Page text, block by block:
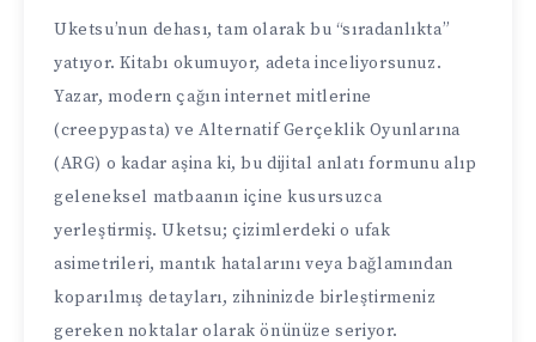
Uketsu’nun dehası, tam olarak bu “sıradanlıkta”
yatıyor. Kitabı okumuyor, adeta inceliyorsunuz.
Yazar, modern çağın internet mitlerine
(creepypasta) ve Alternatif Gerçeklik Oyunlarına
(ARG) o kadar aşina ki, bu dijital anlatı formunu alıp
geleneksel matbaanın içine kusursuzca
yerleştirmiş. Uketsu; çizimlerdeki o ufak
asimetrileri, mantık hatalarını veya bağlamından
koparılmış detayları, zihninizde birleştirmeniz
gereken noktalar olarak önünüze seriyor.